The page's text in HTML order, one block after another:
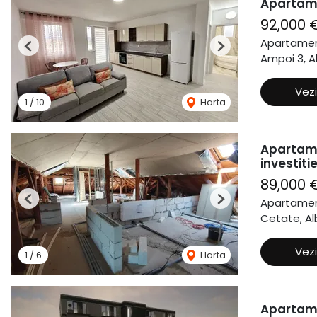
1 /10 Harta
Previous Next
92,000
Ampoi 3,
1 /6 Harta
Previous Next
89,000
Cetate,